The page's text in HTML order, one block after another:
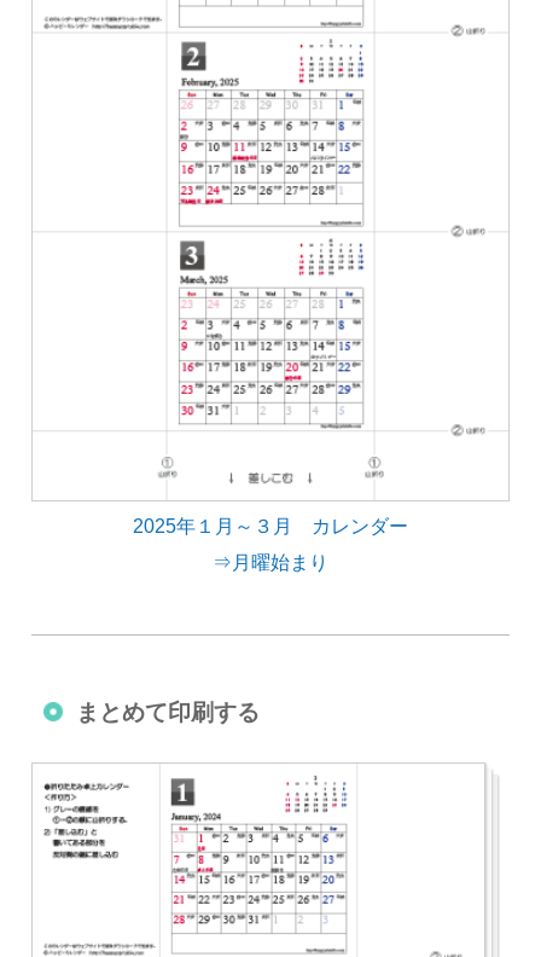
2025年１月～３月 カレンダー
⇒月曜始まり
まとめて印刷する